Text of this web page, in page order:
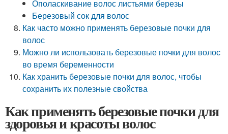
Ополаскивание волос листьями березы
Березовый сок для волос
Как часто можно применять березовые почки для
волос
Можно ли использовать березовые почки для волос
во время беременности
Как хранить березовые почки для волос, чтобы
сохранить их полезные свойства
Как применять березовые почки для
здоровья и красоты волос